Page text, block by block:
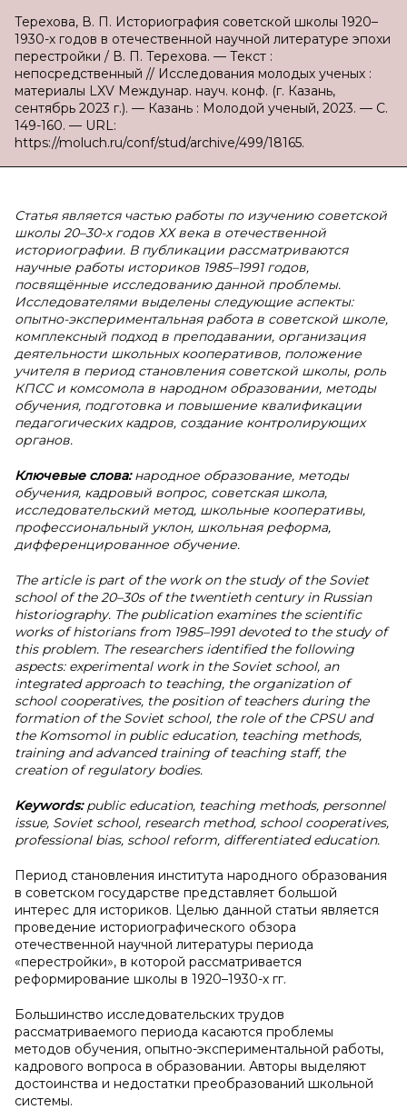
Терехова, В. П. Историография советской школы 1920–
1930-х годов в отечественной научной литературе эпохи
перестройки / В. П. Терехова. — Текст :
непосредственный // Исследования молодых ученых :
материалы LXV Междунар. науч. конф. (г. Казань,
сентябрь 2023 г.). — Казань : Молодой ученый, 2023. — С.
149-160. — URL:
https://moluch.ru/conf/stud/archive/499/18165.
Статья является частью работы по изучению советской
школы 20–30-х годов ХХ века в отечественной
историографии. В публикации рассматриваются
научные работы историков 1985–1991 годов,
посвящённые исследованию данной проблемы.
Исследователями выделены следующие аспекты:
опытно-экспериментальная работа в советской школе,
комплексный подход в преподавании, организация
деятельности школьных кооперативов, положение
учителя в период становления советской школы, роль
КПСС и комсомола в народном образовании, методы
обучения, подготовка и повышение квалификации
педагогических кадров, создание контролирующих
органов.
Ключевые слова:народное образование, методы
обучения, кадровый вопрос, советская школа,
исследовательский метод, школьные кооперативы,
профессиональный уклон, школьная реформа,
дифференцированное обучение.
The article is part of the work on the study of the Soviet
school of the 20–30s of the twentieth century in Russian
historiography. The publication examines the scientific
works of historians from 1985–1991 devoted to the study of
this problem. The researchers identified the following
aspects: experimental work in the Soviet school, an
integrated approach to teaching, the organization of
school cooperatives, the position of teachers during the
formation of the Soviet school, the role of the CPSU and
the Komsomol in public education, teaching methods,
training and advanced training of teaching staff, the
creation of regulatory bodies.
Keywords:public education, teaching methods, personnel
issue, Soviet school, research method, school cooperatives,
professional bias, school reform, differentiated education.
Период становления института народного образования
в советском государстве представляет большой
интерес для историков. Целью данной статьи является
проведение историографического обзора
отечественной научной литературы периода
«перестройки», в которой рассматривается
реформирование школы в 1920–1930-х гг.
Большинство исследовательских трудов
рассматриваемого периода касаются проблемы
методов обучения, опытно-экспериментальной работы,
кадрового вопроса в образовании. Авторы выделяют
достоинства и недостатки преобразований школьной
системы.